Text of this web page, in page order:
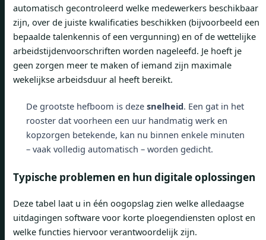
automatisch gecontroleerd welke medewerkers beschikbaar
zijn, over de juiste kwalificaties beschikken (bijvoorbeeld een
bepaalde talenkennis of een vergunning) en of de wettelijke
arbeidstijdenvoorschriften worden nageleefd. Je hoeft je
geen zorgen meer te maken of iemand zijn maximale
wekelijkse arbeidsduur al heeft bereikt.
De grootste hefboom is deze snelheid. Een gat in het
rooster dat voorheen een uur handmatig werk en
kopzorgen betekende, kan nu binnen enkele minuten
– vaak volledig automatisch – worden gedicht.
Typische problemen en hun digitale oplossingen
Deze tabel laat u in één oogopslag zien welke alledaagse
uitdagingen software voor korte ploegendiensten oplost en
welke functies hiervoor verantwoordelijk zijn.